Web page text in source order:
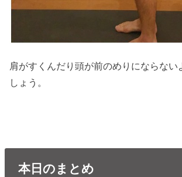
肩がすくんだり頭が前のめりにならない
しょう。
本日のまとめ